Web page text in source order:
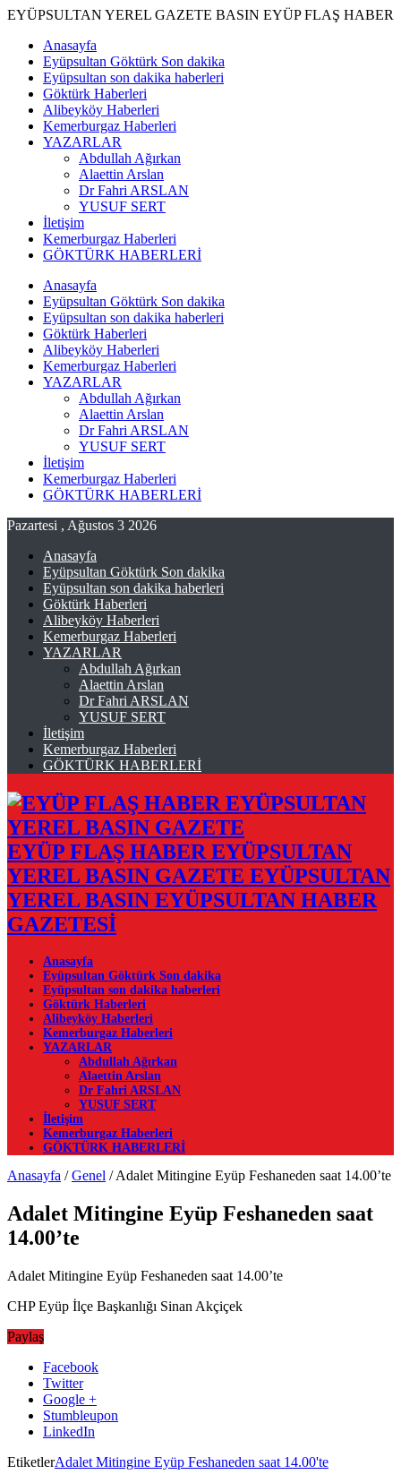
EYÜPSULTAN YEREL GAZETE BASIN EYÜP FLAŞ HABER
Anasayfa
Eyüpsultan Göktürk Son dakika
Eyüpsultan son dakika haberleri
Göktürk Haberleri
Alibeyköy Haberleri
Kemerburgaz Haberleri
YAZARLAR
Abdullah Ağırkan
Alaettin Arslan
Dr Fahri ARSLAN
YUSUF SERT
İletişim
Kemerburgaz Haberleri
GÖKTÜRK HABERLERİ
Anasayfa
Eyüpsultan Göktürk Son dakika
Eyüpsultan son dakika haberleri
Göktürk Haberleri
Alibeyköy Haberleri
Kemerburgaz Haberleri
YAZARLAR
Abdullah Ağırkan
Alaettin Arslan
Dr Fahri ARSLAN
YUSUF SERT
İletişim
Kemerburgaz Haberleri
GÖKTÜRK HABERLERİ
Pazartesi , Ağustos 3 2026
Anasayfa
Eyüpsultan Göktürk Son dakika
Eyüpsultan son dakika haberleri
Göktürk Haberleri
Alibeyköy Haberleri
Kemerburgaz Haberleri
YAZARLAR
Abdullah Ağırkan
Alaettin Arslan
Dr Fahri ARSLAN
YUSUF SERT
İletişim
Kemerburgaz Haberleri
GÖKTÜRK HABERLERİ
EYÜP FLAŞ HABER EYÜPSULTAN
YEREL BASIN GAZETE EYÜPSULTAN
YEREL BASIN EYÜPSULTAN HABER
GAZETESİ
Anasayfa
Eyüpsultan Göktürk Son dakika
Eyüpsultan son dakika haberleri
Göktürk Haberleri
Alibeyköy Haberleri
Kemerburgaz Haberleri
YAZARLAR
Abdullah Ağırkan
Alaettin Arslan
Dr Fahri ARSLAN
YUSUF SERT
İletişim
Kemerburgaz Haberleri
GÖKTÜRK HABERLERİ
Anasayfa / Genel / Adalet Mitingine Eyüp Feshaneden saat 14.00’te
Adalet Mitingine Eyüp Feshaneden saat
14.00’te
Adalet Mitingine Eyüp Feshaneden saat 14.00’te
CHP Eyüp İlçe Başkanlığı Sinan Akçiçek
Paylaş
Facebook
Twitter
Google +
Stumbleupon
LinkedIn
EtiketlerAdalet Mitingine Eyüp Feshaneden saat 14.00'te